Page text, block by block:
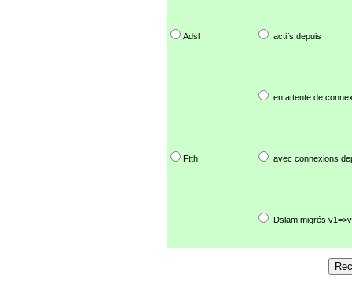
Adsl | actifs depuis
| en attente de
Ftth | avec connexions
| Dslam migrés